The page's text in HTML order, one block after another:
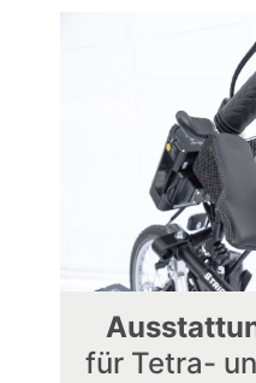
für Tetra-